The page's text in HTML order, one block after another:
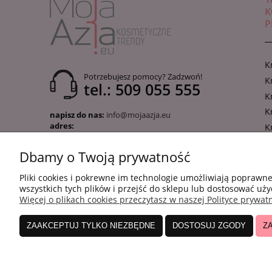
Potrzebujesz pomocy? Zadzwoń!
tel.: 509 055 555
napisz do nas: info@mojaazja.eu
adres:
NIP: 5213729288
Dbamy o Twoją prywatność
Pliki cookies i pokrewne im technologie umożliwiają
wszystkich tych plików i przejść do sklepu lub dostosować
Więcej o plikach cookies przeczytasz w naszej Polityce
ZAAKCEPTUJ TYLKO NIEZBĘDNE DOSTOSUJ ZGODY